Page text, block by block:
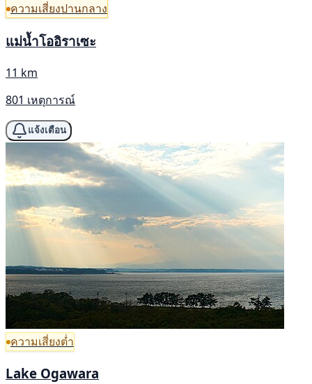
ความเสี่ยงปานกลาง
แม่น้ำโออิราเซะ
11 km
801 เหตุการณ์
แจ้งเตือน
ความเสี่ยงต่ำ
Lake Ogawara